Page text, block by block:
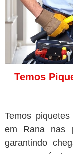
Temos
Temos
em Rana nas
garantindo